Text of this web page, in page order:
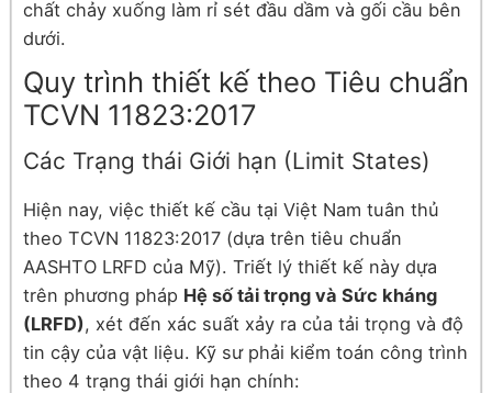
chất chảy xuống làm rỉ sét đầu dầm và gối cầu bên
dưới.
Quy trình thiết kế theo Tiêu chuẩn
TCVN 11823:2017
Các Trạng thái Giới hạn (Limit States)
Hiện nay, việc thiết kế cầu tại Việt Nam tuân thủ
theo TCVN 11823:2017 (dựa trên tiêu chuẩn
AASHTO LRFD của Mỹ). Triết lý thiết kế này dựa
trên phương pháp Hệ số tải trọng và Sức kháng
(LRFD), xét đến xác suất xảy ra của tải trọng và độ
tin cậy của vật liệu. Kỹ sư phải kiểm toán công trình
theo 4 trạng thái giới hạn chính: